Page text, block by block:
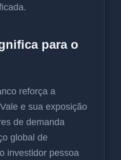
para o
reforça a
e sua exposição
de demanda
global de
investidor pessoa